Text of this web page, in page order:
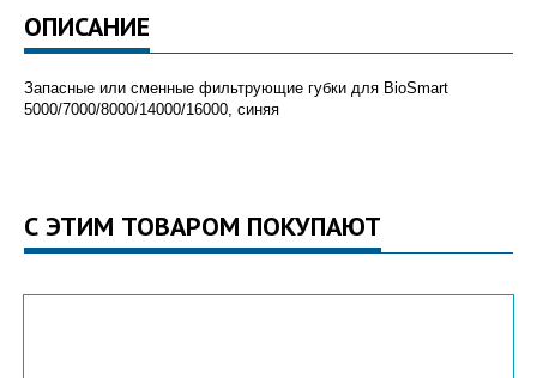
ОПИСАНИЕ
Запасные или сменные фильтрующие губки для BioSmart
5000/7000/8000/14000/16000, синяя
С ЭТИМ ТОВАРОМ ПОКУПАЮТ